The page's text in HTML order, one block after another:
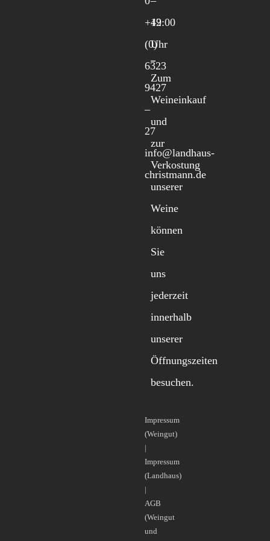
+49
(0)
6323
9427
–
27
info@landhaus-
christmann.de
12:00
Uhr
Zum
Weineinkauf
und
zur
Verkostung
unserer
Weine
können
Sie
uns
jederzeit
innerhalb
unserer
Öffnungszeiten
besuchen.
Impressum
(Weingut)
|
Impressum
(Landhaus)
|
AGB
(Weingut
und